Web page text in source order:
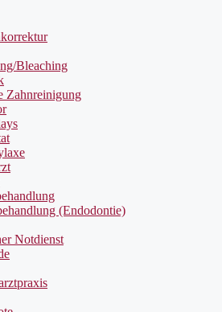
Bleaching
Zahnreinigung
(Endodontie)
Notdienst